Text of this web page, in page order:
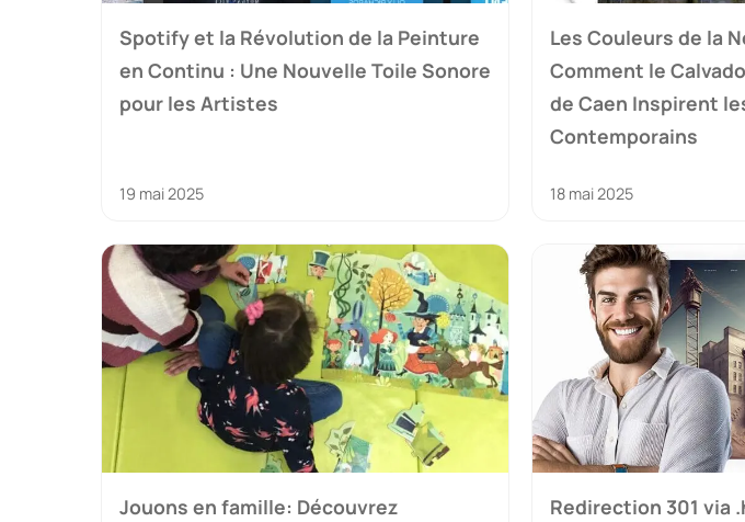
Spotify et la Révolution de la Peinture
en Continu : Une Nouvelle Toile Sonore
pour les Artistes
19 mai 2025
Les Couleurs de la
Comment le
de Caen Inspirent
Contemporains
18 mai 2025
Jouons en famille: Découvrez
Redirection 301 via